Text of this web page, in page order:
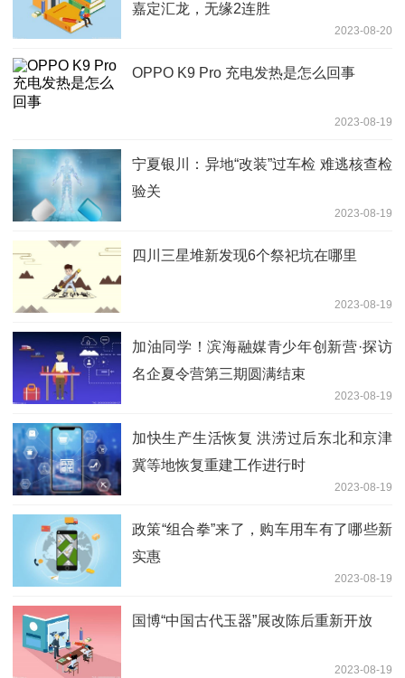
嘉定汇龙，无缘2连胜
2023-08-20
OPPO K9 Pro 充电发热是怎么回事
2023-08-19
宁夏银川：异地“改装”过车检 难逃核查检
验关
2023-08-19
四川三星堆新发现6个祭祀坑在哪里
2023-08-19
加油同学！滨海融媒青少年创新营·探访
名企夏令营第三期圆满结束
2023-08-19
加快生产生活恢复 洪涝过后东北和京津
冀等地恢复重建工作进行时
2023-08-19
政策“组合拳”来了，购车用车有了哪些新
实惠
2023-08-19
国博“中国古代玉器”展改陈后重新开放
2023-08-19